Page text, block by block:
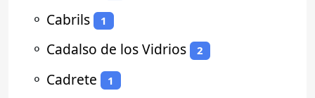
⚬ Cabrils 1
⚬ Cadalso de los Vidrios 2
⚬ Cadrete 1